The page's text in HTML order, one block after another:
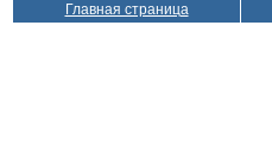
Главная страница